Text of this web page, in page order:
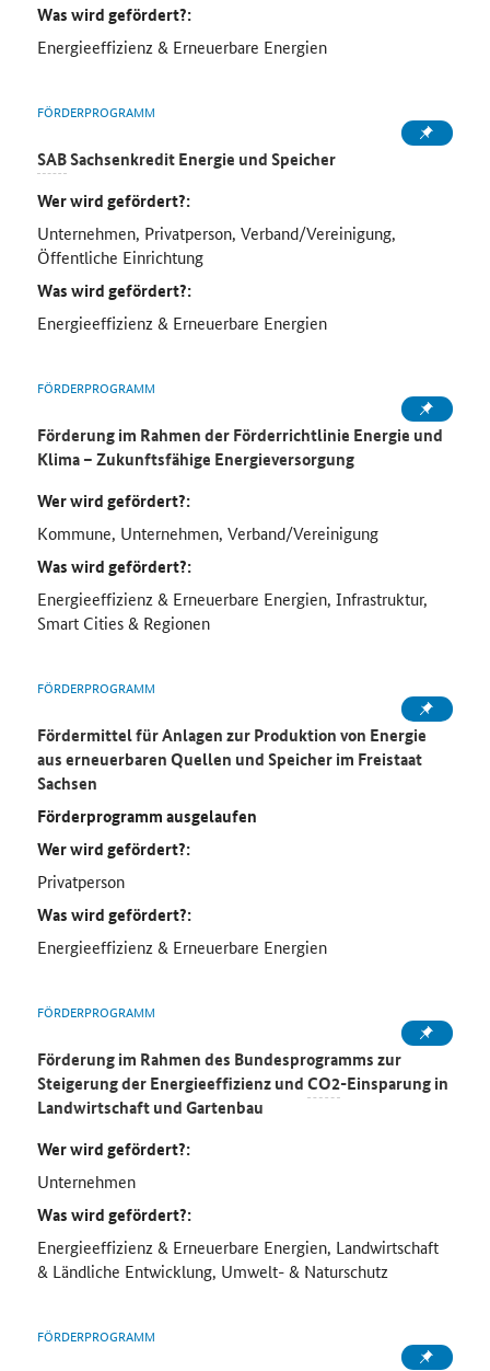
Was wird gefördert?:
Energieeffizienz & Erneuerbare Energien
FÖRDERPROGRAMM
SABSachsenkredit Energie und Speicher
Wer wird gefördert?:
Unternehmen, Privatperson, Verband/Vereinigung,
Öffentliche Einrichtung
Was wird gefördert?:
Energieeffizienz & Erneuerbare Energien
FÖRDERPROGRAMM
Förderung im Rahmen der Förderrichtlinie Energie und
Klima – Zukunftsfähige Energieversorgung
Wer wird gefördert?:
Kommune, Unternehmen, Verband/Vereinigung
Was wird gefördert?:
Energieeffizienz & Erneuerbare Energien, Infrastruktur,
Smart Cities & Regionen
FÖRDERPROGRAMM
Fördermittel für Anlagen zur Produktion von Energie
aus erneuerbaren Quellen und Speicher im Freistaat
Sachsen
Förderprogramm ausgelaufen
Wer wird gefördert?:
Privatperson
Was wird gefördert?:
Energieeffizienz & Erneuerbare Energien
FÖRDERPROGRAMM
Förderung im Rahmen des Bundesprogramms zur
Steigerung der Energieeffizienz undCO2-Einsparung in
Landwirtschaft und Gartenbau
Wer wird gefördert?:
Unternehmen
Was wird gefördert?:
Energieeffizienz & Erneuerbare Energien, Landwirtschaft
& Ländliche Entwicklung, Umwelt- & Naturschutz
FÖRDERPROGRAMM